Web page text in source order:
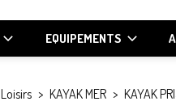
EQUIPEMENTS
Loisirs KAYAK MER KAYAK